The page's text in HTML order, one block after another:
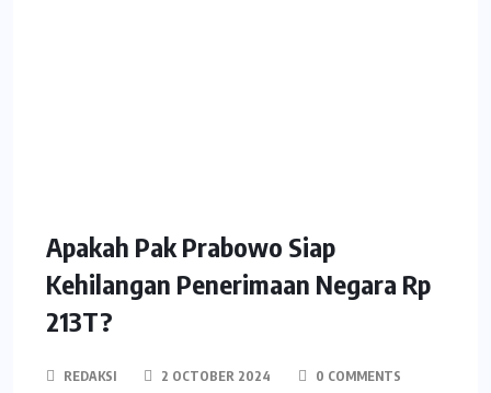
Apakah Pak Prabowo Siap
Kehilangan Penerimaan Negara Rp
213T?
REDAKSI 2 OCTOBER 2024 0 COMMENTS